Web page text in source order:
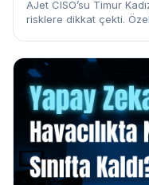
AJet CISO’su Timur
risklere dikkat çekti.